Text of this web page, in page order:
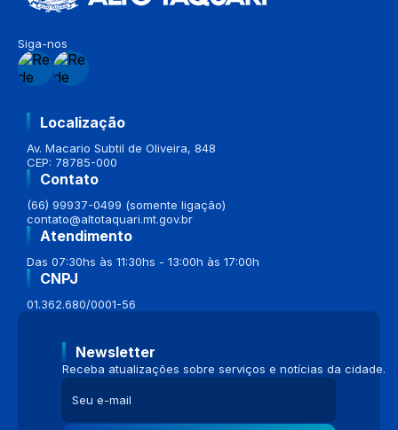
Siga-nos
Localização
Av. Macario Subtil de Oliveira, 848
CEP: 78785-000
Contato
(66) 99937-0499 (somente ligação)
contato@altotaquari.mt.gov.br
Atendimento
Das 07:30hs às 11:30hs - 13:00h às 17:00h
CNPJ
01.362.680/0001-56
Newsletter
Receba atualizações sobre serviços e notícias da cidade.